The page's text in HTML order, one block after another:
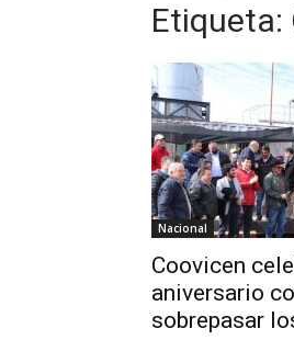
Etiqueta:
Nacional
Coovicen
aniversario
sobrepasar